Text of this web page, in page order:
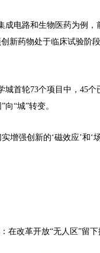
路和生物医药为例，
新药物处于临床试验阶
首轮73个项目中，45个
“城”转变。
强创新的‘磁效应’和‘场